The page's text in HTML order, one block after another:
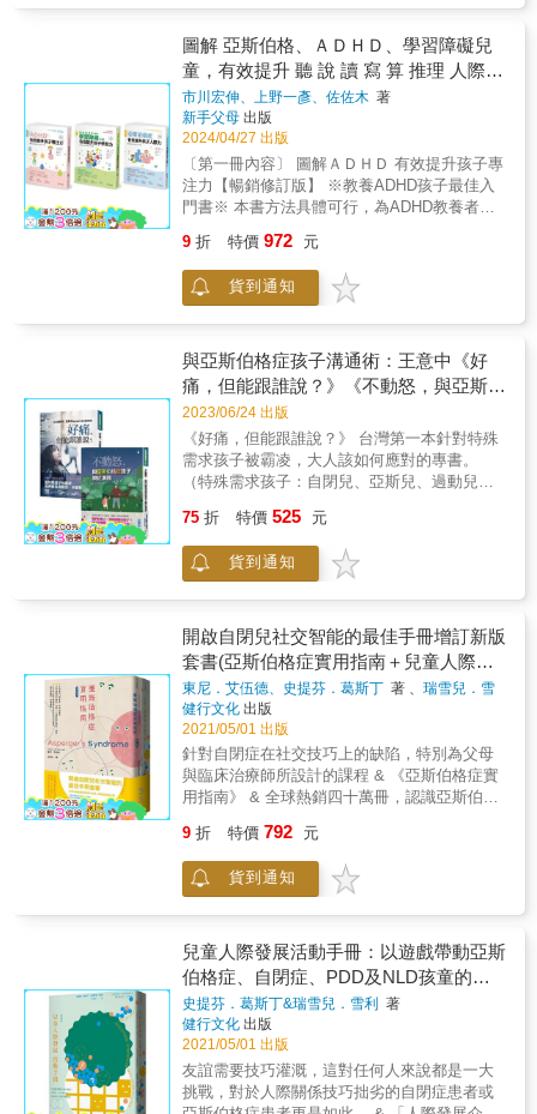
親授「溫柔教養」的祕訣，讓總是獨來獨往的
亞斯兒也能快樂上學、順利交友，在被理解中
成長。 本書關注對象包括： ‧DSM-IV中，被診
斷為亞斯伯格症的孩子。 ‧DSM-5中，歸為自閉
症譜系障礙（ASD），在光譜較輕微一端的孩
子。 ‧未符合ASD的診斷，但伴隨人際溝通與社
會互動困難、固著的想法與行為、興趣狹隘等
特質的孩子。
母親布蘭達，從肯尼斯八歲接受診斷之後，就
一直在蒐集有關教養孩子的觀念和祕訣，本書
是她將十多年的親身經驗整理成200個教養祕
訣，能幫助父母更加了解和接納孩子與眾不同
之處。 從第一章中「照顧照顧者」開始，到認
識與了解亞斯伯格症，重新幫助孩子建立自
尊、降低焦慮、利用孩子的優勢能力以及「視
覺、結構」的方式……，提出了建議；在後二
章中，更就亞斯伯格症孩子的特質，做了更詳
細的解釋，幫助我們了解亞斯伯格症的孩子，
論了：●父母對孩子的亞斯伯格症的常見反應，
以及他們需要的心理支持；●幫助父母更加了解
「亞斯伯格星球」，並針對孩子的特質來處理
緒、語言、社交、就寢、飲食……提供具體有
用的處理方法。●書末並附有「祕訣清單」，方
便讀者針對特定問題迅速找到所需的方法。
圖解 亞斯伯格、ＡＤＨＤ、學習障礙兒
童，有效提升 聽 說 讀 寫 算 推理 人際力
專注力 套書(共3本)
市川宏伸、上野一彥、佐佐木 著
新手父母 出版
2024/04/27 出版
〔第一冊內容〕 圖解ＡＤＨＤ 有效提升孩子專
注力【暢銷修訂版】 ※教養ADHD孩子最佳入
門書※ 本書方法具體可行，為ADHD教養者最
擾： ‧提升專注能力‧強化學習興趣‧改善溝通能
力 ‧穩定情緒發展‧融入同儕生活‧培養自尊自信
【本書特色】 簡單／ 清晰易懂的圖解模式 幫
守則與應對解說 為親師困境找出口 【當孩子有
ADHD傾向，家長要做到兩件事】 ‧往好的地方
想，但別太樂觀 用不同心境面對，狀況其實沒
那麼糟。 正確認知壞的部分，再去摸索最佳模
式。 ‧讓孩子獨力完成工作，增加自信 遠離引
起症狀事物（電視、電腦、過度保護）， 創造
與人互動場合（運動、做家事、公園散步）。
【當ADHD孩子發出訊號，適當應對很重要！】
訊號１／課堂上的麻煩製造機 ＮＧ*以強烈語
氣或手段制止過動時的任何行為 ＯＫ*偶爾忽
略脫序行為，表現「比較好」就讚美 訊號２／
助，提高閱讀力和計算力 訊號３／無法與同學
打成一片 ＮＧ*把責任歸咎孩子，認定問題出
在他身上 ＯＫ*先穩定情緒，再引導孩子伸出
友誼之手 訊號４／在家出外都經常受傷 ＮＧ*
限制行動或企圖營造絕對安全環境 ＯＫ*適時
經歷小危險，趁機教他如何避險 訊號５／說起
話來條理不分明 ＮＧ*不聽完就斷章取義，會
使怨懟無限累積 ＯＫ*營造安心說話環境，教
孩子如何表達自己 訊號６／被罵時會加倍暴怒
ＮＧ*情緒化反擊與責備，或把他視為問題兒
聲 & 〔第二冊內容〕 圖解 聽／說／讀／寫／
算／推理 學習障礙(LD) 有效提升孩子學習力
【暢銷修訂版】 ※教養LD孩子最佳入門書※ 學
習障礙(LD)不是病，只是孩子在某些能力的運
用上卡卡的，給予適當協助，就能避免學習受
挫。 ‧強化學習動機‧促進認知能力‧改善人際關
係 ‧有助興趣發展‧融入群體生活‧提升溝通技巧
【本書特色】 嘗試不同的教學方式， 降低學習
障礙(LD)孩子的挫折感， 提升自信心、自制力
與學習力。 ‧不要只注重學業成績 將教養重點
放在規律作息、幫忙家事等。 藉由體驗日常生
9 折 特價 972 元
貨到通知
與亞斯伯格症孩子溝通術：王意中《好
痛，但能跟誰說？》《不動怒，與亞斯伯
格症孩子親近溝通》
2023/06/24 出版
《好痛，但能跟誰說？》 台灣第一本針對特殊
需求孩子被霸凌，大人該如何應對的專書。
（特殊需求孩子：自閉兒、亞斯兒、過動兒、
兒。） 他被霸凌，但無法以言語表達
&hellip;&hellip; 她被欺負，但以為同學在跟她
玩&hellip;&hellip; 當特殊孩子被霸凌，我們最
霸凌不會自然而然消失， 老師必須在第一時間
介入，這至為關鍵： 當欺負事件發生，無論是
不當言語，例如三字經、粗話、調侃、揶揄、
嘲諷、過度玩笑，或不當動作，刻意地推擠、
打、踢、踹等，第一時間的介入非常重要。 老
師必須以嚴肅、冷靜的口吻詢問孩子：「你在
做什麼？」讓孩子覺察自己不當的言語或行
為。 無論是誰，都得為自己的不當行為負責。
◆◆◆◆◆◆◆◆◆◆◆◆◆ 霸凌對一般孩子
來說，已是沉重傷害， 但對特殊孩子而言，因
層層疊疊、無從計量， 我們大人必須為他們挺
身而出。 ‧「大家趕快騎到他背上！」自閉兒臉
上勉強擠出笑容，但卻又帶著痛苦的表情
出轟隆聲。亞斯兒思緒混亂，連忙摀住耳朵
&hellip;&hellip; ‧「你再發出怪聲，小心我揍扁
你！」無法控制自己生理反應的妥瑞兒覺得被
羞辱。 ‧「哇，大家看，史上最低的成績耶。」
學障兒的考卷被同學拿得高高的&hellip;&hellip;
親愛的孩子： 每個人都是獨特的，每個人也都
有優、缺點，更有其限制。 無論是自閉兒、亞
斯兒、過動兒、妥瑞兒、選緘兒、學障兒、智
75 折 特價 525 元
貨到通知
開啟自閉兒社交智能的最佳手冊增訂新版
套書(亞斯伯格症實用指南＋兒童人際發
展活動手冊)
東尼．艾伍德、史提芬．葛斯丁 著 、瑞雪兒．雪
利著
健行文化 出版
2021/05/01 出版
針對自閉症在社交技巧上的缺陷，特別為父母
與臨床治療師所設計的課程 & 《亞斯伯格症實
用指南》 & 全球熱銷四十萬冊，認識亞斯伯格
代雜誌》、《新聞周刊》、NBC熱烈報導，科
學家競相研究。 & 近年來，被診斷出亞斯伯格
症的患童有越來越多的趨勢，這些患童因為欠
斯伯格症？如何診斷？如何面對？ & 享譽國
際、專攻亞斯伯格症的臨床心理學家東尼‧艾伍
德博士，將多年來的研究成果和臨床經驗所獲
得的知識彙整成書，用淺顯易懂的文字為患童
與一般大眾解說亞斯伯格症。 & 本書從亞斯伯
格症的診斷與評估測驗介紹起，進而討論語言
發展遲緩、社交行為不合宜、 & 動作笨拙等問
題，書末還有常見疑問解答篇，是認識亞斯伯
9 折 特價 792 元
貨到通知
兒童人際發展活動手冊：以遊戲帶動亞斯
伯格症、自閉症、PDD及NLD孩童的社
交與情緒成長(增訂新版)
史提芬．葛斯丁&瑞雪兒．雪利
著
健行文化 出版
2021/05/01 出版
友誼需要技巧灌溉，這對任何人來說都是一大
挑戰，對於人際關係技巧拙劣的自閉症患者或